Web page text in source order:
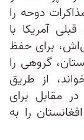
دوحه را
آمریکا با
برای حفظ
گروهی را
می‌خواند، از طریق
مقابل برای
را به